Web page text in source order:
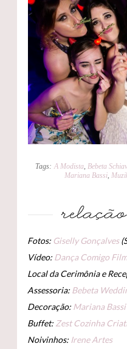
Tags: A Modista,Bebeta
Mariana Bassi,
Fotos: Giselly Gonçalves
Vídeo: Dança Comigo
Local da Cerimônia e
Assessoria: Bebeta
Decoração: Mariana Bassi
Buffet: Zest Cozinha
Noivinhos: Irene Artes